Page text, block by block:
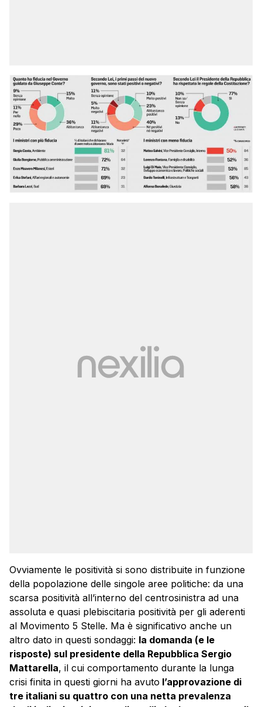
Ovviamente le positività si sono distribuite in funzione
della popolazione delle singole aree politiche: da una
scarsa positività all’interno del centrosinistra ad una
assoluta e quasi plebiscitaria positività per gli aderenti
al Movimento 5 Stelle. Ma è significativo anche un
altro dato in questi sondaggi: la domanda (e le
risposte) sul presidente della Repubblica Sergio
Mattarella, il cui comportamento durante la lunga
crisi finita in questi giorni ha avuto l’approvazione di
tre italiani su quattro con una netta prevalenza